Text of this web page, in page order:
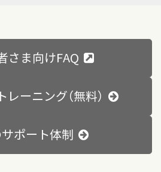
さま向けFAQ
ーニング（無料）
ポート体制